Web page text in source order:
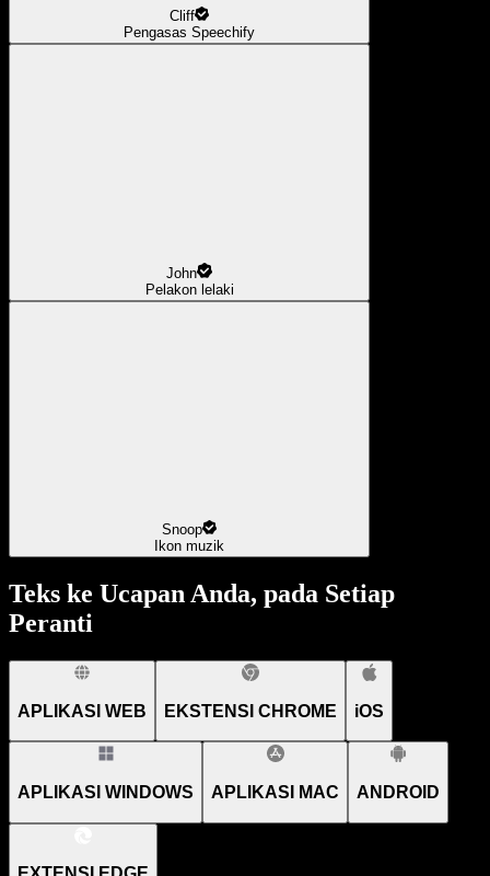
Cliff
Pengasas Speechify
John
Pelakon lelaki
Snoop
Ikon muzik
Teks ke Ucapan Anda, pada Setiap
Peranti
APLIKASI WEB EKSTENSI CHROME iOS
APLIKASI WINDOWS APLIKASI MAC ANDROID